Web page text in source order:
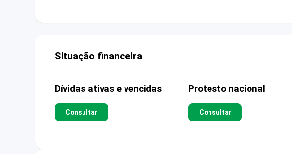
Situação financeira
Dívidas ativas e vencidas
Consultar
Protesto nacional
Consultar